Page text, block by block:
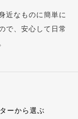
近なものに簡単に
で、安心して日常
ーから選ぶ